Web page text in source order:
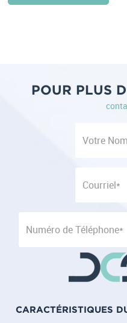
POUR PLUS
CARACTÉRISTIQUES